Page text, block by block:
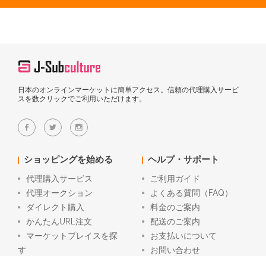
日本のオンラインマーケットに簡単アクセス。信頼の代理購入サービ
スを数クリックでご利用いただけます。
ショッピングを始める
代理購入サービス
代理オークション
ダイレクト購入
かんたんURL注文
マーケットプレイスを探
す
ヘルプ・サポート
ご利用ガイド
よくある質問（FAQ）
料金のご案内
配送のご案内
お支払いについて
お問い合わせ